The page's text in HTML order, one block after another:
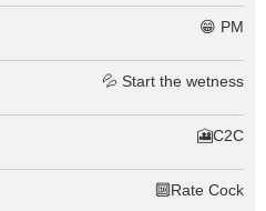
PM 😁
Start the wetness 💦
C2C🎦
Rate Cock🔟